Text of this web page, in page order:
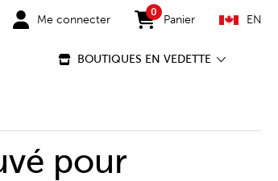
Me connecter
0
items in cart
Panier EN
BOUTIQUES EN VEDETTE
pour